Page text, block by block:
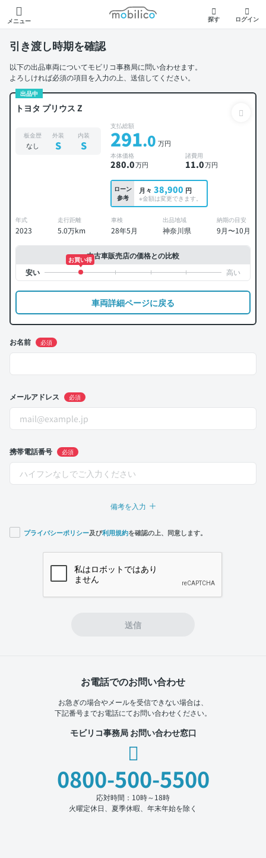
メニュー
モビリコ
探す ログイン
引き渡し時期を確認
以下の出品車両についてモビリコ事務局に問い合わせます。
よろしければ必須の項目を入力の上、送信してください。
出品中
トヨタ プリウス Z
板金歴
なし
外装
S
内装
S
支払総額
291.0 万円
本体価格
280.0万円
諸費用
11.0万円
ローン
参考
月々 38,900 円
※金額は変更できます。
年式
2023
走行距離
5.0万km
車検
28年5月
出品地域
神奈川県
納期の目安
9月〜10月
中古車販売店の価格との比較
お買い得
車両詳細ページに戻る
お名前 必須
メールアドレス 必須
携帯電話番号 必須
備考を入力
プライバシーポリシー及び利用規約を確認の上、同意します。
送信
お電話でのお問い合わせ
お急ぎの場合やメールを受信できない場合は、
下記番号までお電話にてお問い合わせください。
モビリコ事務局 お問い合わせ窓口
0800-500-5500
応対時間：10時～18時
火曜定休日、夏季休暇、年末年始を除く